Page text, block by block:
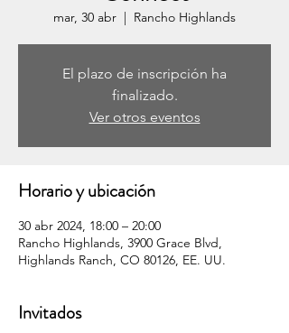
mar, 30 abr
  |
Rancho Highlands
El plazo de inscripción ha
finalizado.
Ver otros eventos
Horario y ubicación
30 abr 2024, 18:00 – 20:00
Rancho Highlands, 3900 Grace Blvd,
Highlands Ranch, CO 80126, EE. UU.
Invitados